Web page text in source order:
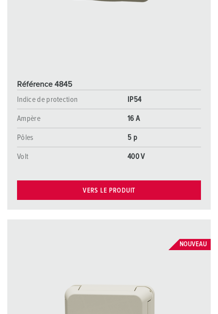
Référence 4845
Indice de protection
IP54
Ampère 16 A
Pôles 5 p
Volt 400 V
VERS LE PRODUIT
NOUVEAU